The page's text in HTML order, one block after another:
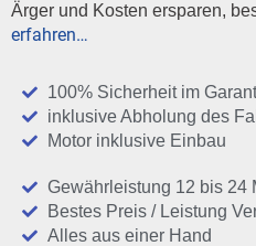
Ärger und Kosten ersparen,
erfahren…
100% Sicherheit im
inklusive Abholung des
Motor inklusive Einbau
Gewährleistung 12 bis 24
Bestes Preis / Leistung
Alles aus einer Hand